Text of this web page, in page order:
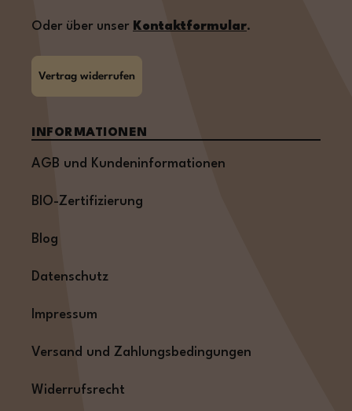
Oder über unser Kontaktformular.
Vertrag widerrufen
INFORMATIONEN
AGB und Kundeninformationen
BIO-Zertifizierung
Blog
Datenschutz
Impressum
Versand und Zahlungsbedingungen
Widerrufsrecht